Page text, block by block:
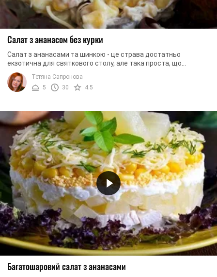
Салат з ананасом без курки
Салат з ананасами та шинкою - це страва достатньо
екзотична для святкового столу, але така проста, що
готувати її можна хоч кожен день. Ідеальний ...
Тетяна Сапронова
5
30 4.5
Багатошаровий салат з ананасами